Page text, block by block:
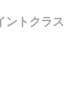
ントクラス